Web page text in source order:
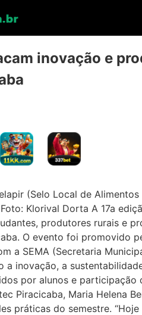
inovação e
(Selo Local de Alimentos
Klorival Dorta A 17a
produtores rurais e
O evento foi promovido
a SEMA (Secretaria
inovação, a
por alunos e participação
Piracicaba, Maria Helena
práticas do semestre. “Hoje